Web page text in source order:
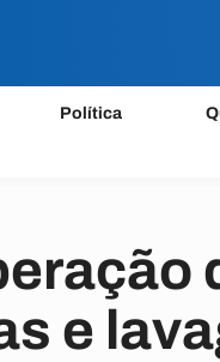
Política
e